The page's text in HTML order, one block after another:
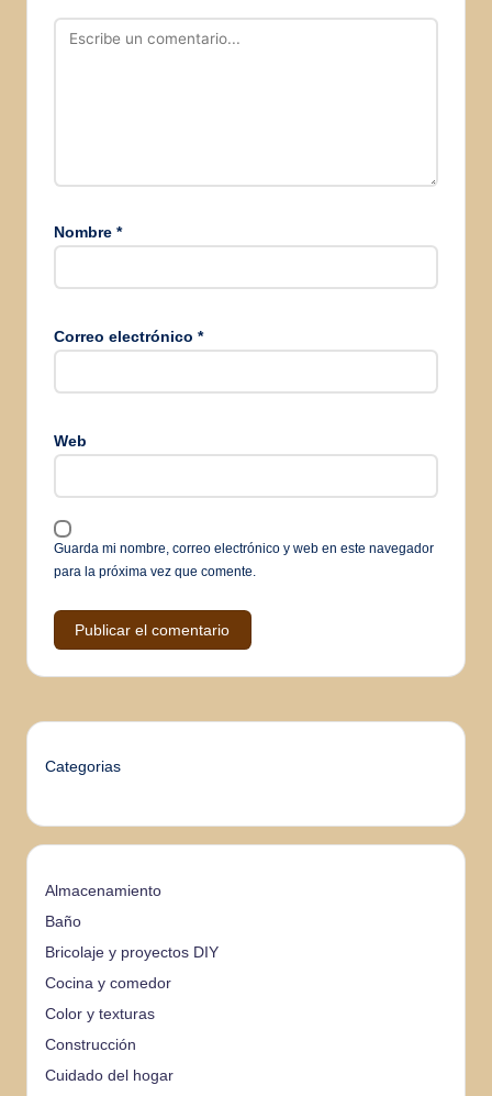
Nombre *
Correo electrónico *
Web
Guarda mi nombre, correo electrónico y web en este navegador
para la próxima vez que comente.
Categorias
Almacenamiento
Baño
Bricolaje y proyectos DIY
Cocina y comedor
Color y texturas
Construcción
Cuidado del hogar